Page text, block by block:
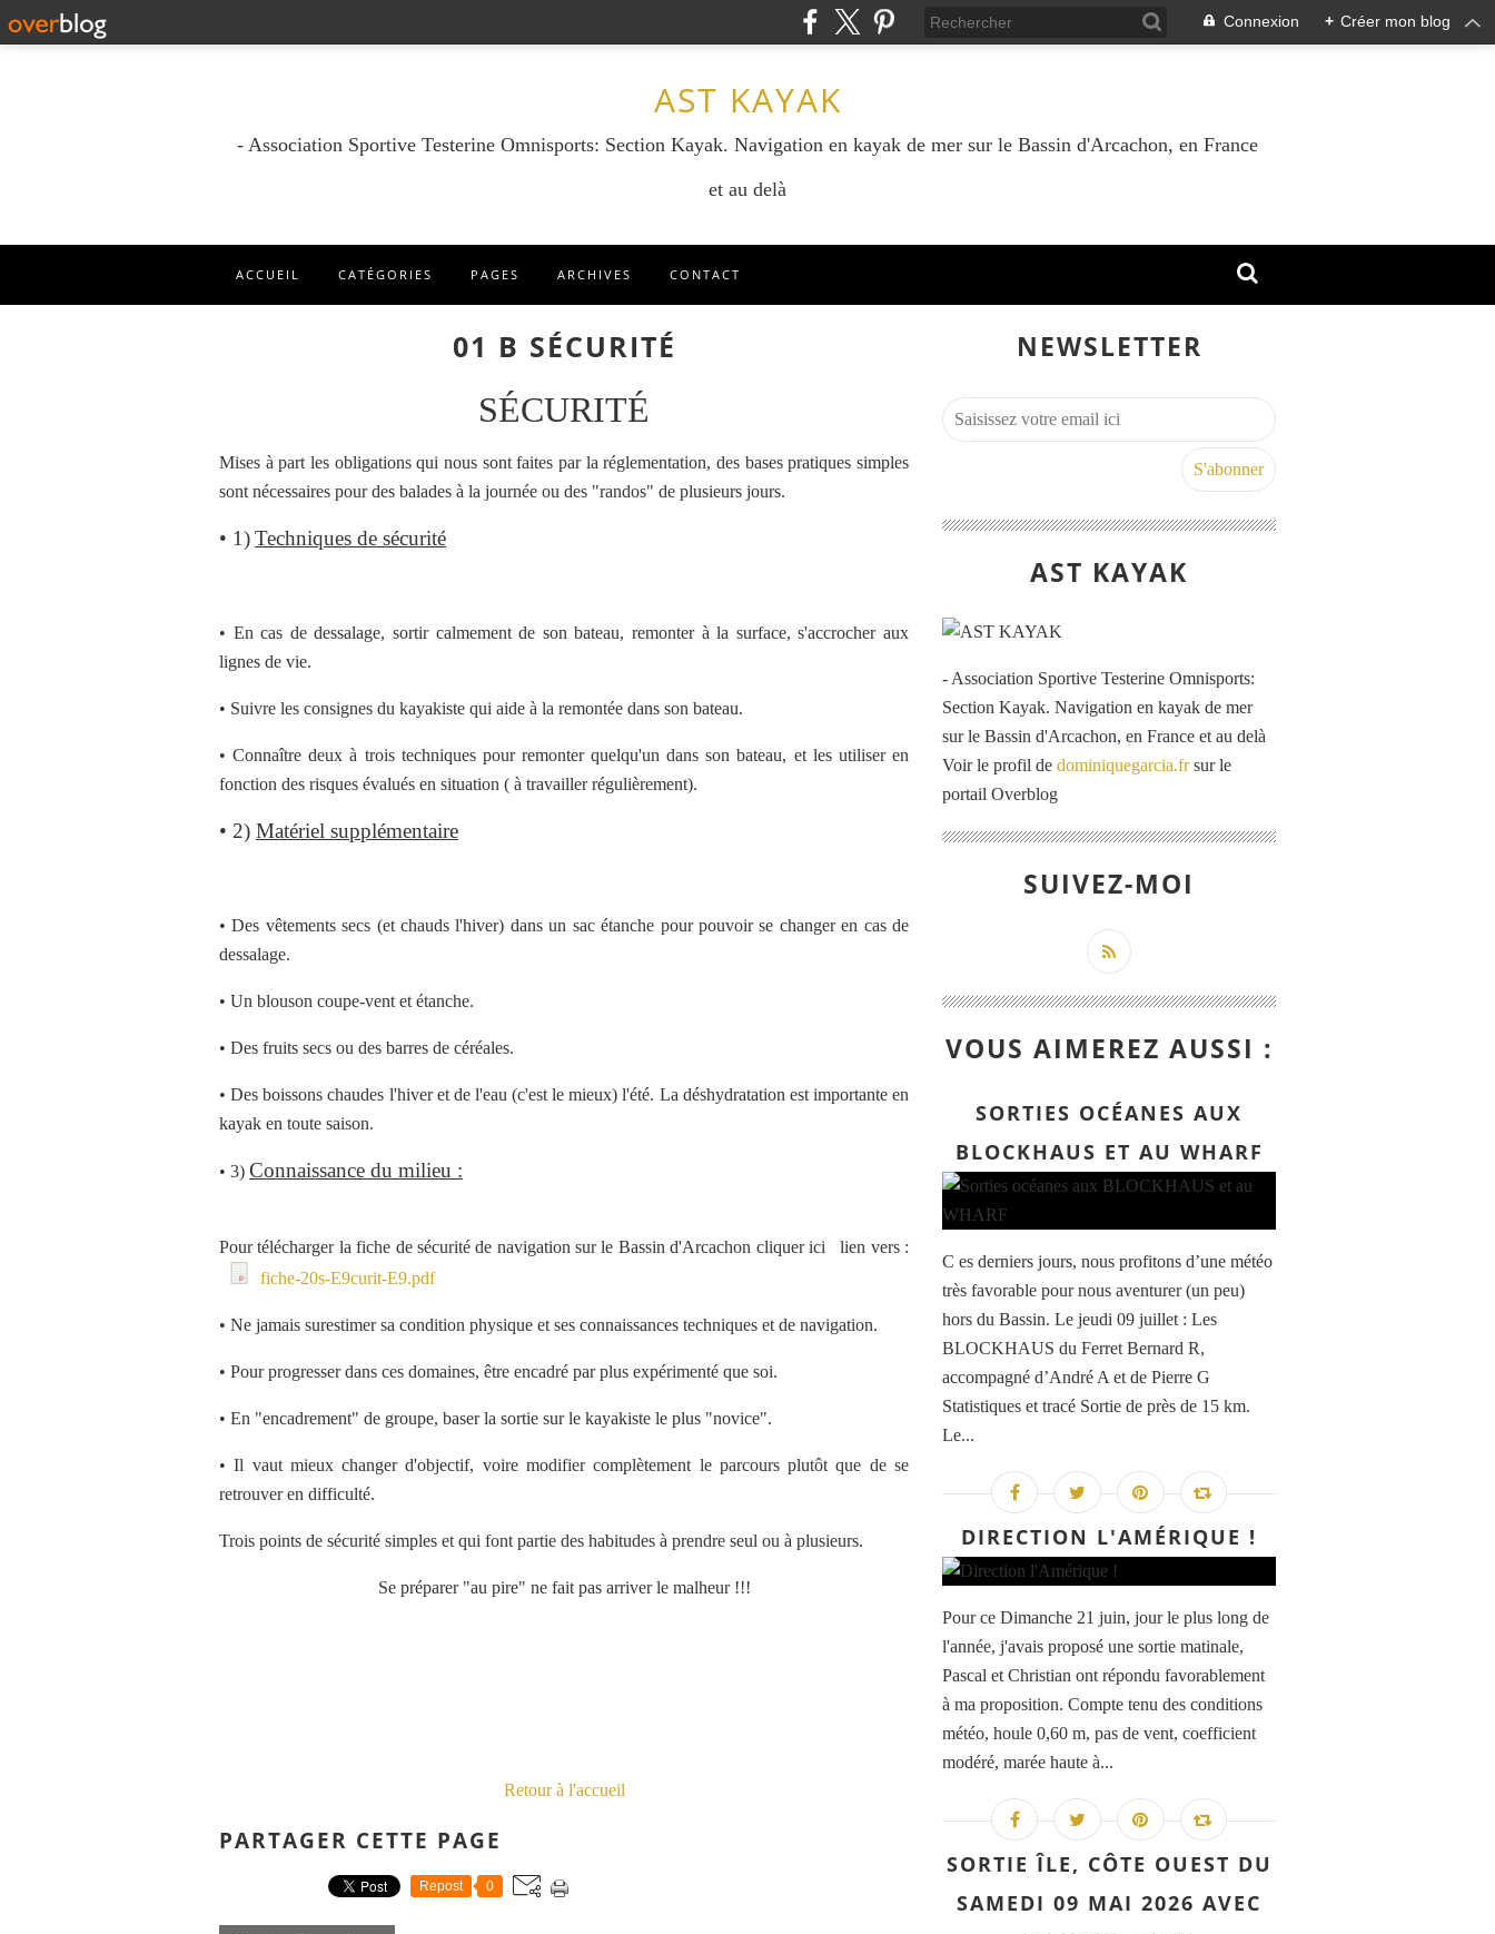
Connexion + Créer mon blog
AST KAYAK
- Association Sportive Testerine Omnisports: Section Kayak. Navigation en kayak de mer sur le Bassin d'Arcachon, en France
et au delà
ACCUEIL CATÉGORIES PAGES ARCHIVES CONTACT
01 B SÉCURITÉ
SÉCURITÉ
Mises à part les obligations qui nous sont faites par la réglementation, des bases pratiques simples
sont nécessaires pour des balades à la journée ou des "randos" de plusieurs jours.
• 1)Techniques de sécurité
• En cas de dessalage, sortir calmement de son bateau, remonter à la surface, s'accrocher aux
lignes de vie.
• Suivre les consignes du kayakiste qui aide à la remontée dans son bateau.
• Connaître deux à trois techniques pour remonter quelqu'un dans son bateau, et les utiliser en
fonction des risques évalués en situation ( à travailler régulièrement).
• 2) Matériel supplémentaire
• Des vêtements secs (et chauds l'hiver) dans un sac étanche pour pouvoir se changer en cas de
dessalage.
• Un blouson coupe-vent et étanche.
• Des fruits secs ou des barres de céréales.
• Des boissons chaudes l'hiver et de l'eau (c'est le mieux) l'été. La déshydratation est importante en
kayak en toute saison.
• 3) Connaissance du milieu :
Pour télécharger la fiche de sécurité de navigation sur le Bassin d'Arcachon cliquer ici lien vers :
fiche-20s-E9curit-E9.pdf
• Ne jamais surestimer sa condition physique et ses connaissances techniques et de navigation.
• Pour progresser dans ces domaines, être encadré par plus expérimenté que soi.
• En "encadrement" de groupe, baser la sortie sur le kayakiste le plus "novice".
• Il vaut mieux changer d'objectif, voire modifier complètement le parcours plutôt que de se
retrouver en difficulté.
Trois points de sécurité simples et qui font partie des habitudes à prendre seul ou à plusieurs.
Se préparer "au pire" ne fait pas arriver le malheur !!!
Retour à l'accueil
PARTAGER CETTE PAGE
Repost 0
NEWSLETTER
AST KAYAK
- Association Sportive Testerine Omnisports:
Section Kayak. Navigation en kayak de mer
sur le Bassin d'Arcachon, en France et au delà
Voir le profil de dominiquegarcia.frsur le
portail Overblog
SUIVEZ-MOI
VOUS AIMEREZ AUSSI :
SORTIES OCÉANES AUX
BLOCKHAUS ET AU WHARF
C es derniers jours, nous profitons d’une météo
très favorable pour nous aventurer (un peu)
hors du Bassin. Le jeudi 09 juillet : Les
BLOCKHAUS du Ferret Bernard R,
accompagné d’André A et de Pierre G
Statistiques et tracé Sortie de près de 15 km.
Le...
DIRECTION L'AMÉRIQUE !
Pour ce Dimanche 21 juin, jour le plus long de
l'année, j'avais proposé une sortie matinale,
Pascal et Christian ont répondu favorablement
à ma proposition. Compte tenu des conditions
météo, houle 0,60 m, pas de vent, coefficient
modéré, marée haute à...
SORTIE ÎLE, CÔTE OUEST DU
SAMEDI 09 MAI 2026 AVEC